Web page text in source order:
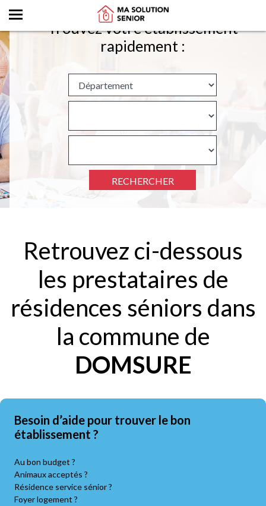
Trouvez votre établissement
rapidement :
RECHERCHER
Retrouvez ci-dessous
les prestataires de
résidences séniors dans
la commune de
DOMSURE
Besoin d’aide pour trouver le bon
établissement ?
Au bon budget ?
Animaux acceptés ?
Résidence service sénior ?
Foyer logement ?